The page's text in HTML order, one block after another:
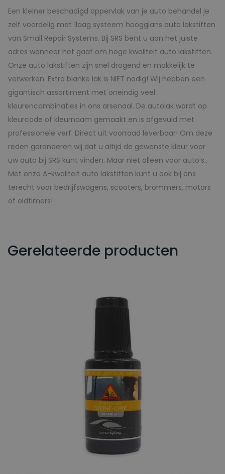
Een kleiner beschadigd oppervlak van je auto behandel je
zelf voordelig met 1laag systeem hoogglans auto lakstiften
van Small Repair Systems. Bij SRS bent u aan het juiste
adres wanneer het gaat om hoge kwaliteit auto lakstiften.
Onze auto lakstiften zijn snel drogend en makkelijk te
verwerken. Extra blanke lak is NIET nodig! Wij hebben een
gigantisch assortiment met oneindig veel
kleurencombinaties in ons arsenaal. De autolak wordt op
kleurcode of kleurnaam gemaakt en is afgevuld met
professionele verf. Direct uit voorraad leverbaar! Om deze
reden garanderen wij dat u altijd de gewenste kleur voor
uw auto bij SRS kunt vinden. Maar niet alleen voor auto’s..
Met onze A-kwaliteit auto lakstiften kunt u ook bij ons
terecht voor bedrijfswagens, scooters, brommers, motors
of oldtimers!
Gerelateerde producten